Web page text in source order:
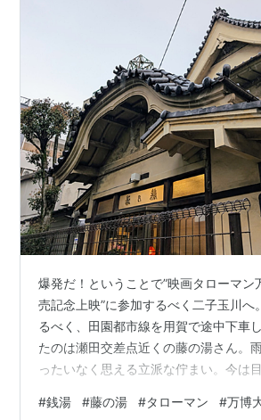
爆発だ！ということで”映画タローマン
売記念上映”に参加するべく二子玉川へ
るべく、田園都市線を用賀で途中下車
たのは瀬田交差点近くの藤の湯さん。
ったいなく思える立派な佇まい。今は
開けて違うアプローチだった時代があ
#銭湯 #藤の湯 #タローマン #万博